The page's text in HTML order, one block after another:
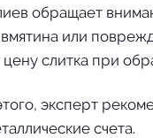
обращает
или
слитка при
эксперт
счета.